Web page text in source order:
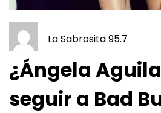
La Sabrosita 95.7
¿Ángela
seguir a Bad